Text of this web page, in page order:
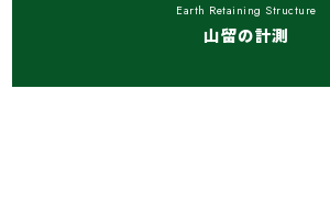
Earth Retaining Structure
山留の計測